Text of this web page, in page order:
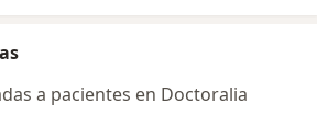
a pacientes en Doctoralia